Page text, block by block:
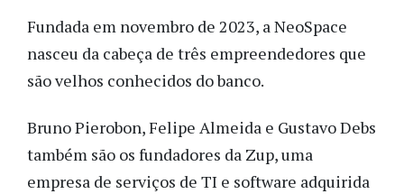
Fundada em novembro de 2023, a NeoSpace
nasceu da cabeça de três empreendedores que
são velhos conhecidos do banco.
Bruno Pierobon, Felipe Almeida e Gustavo Debs
também são os fundadores da Zup, uma
empresa de serviços de TI e software adquirida